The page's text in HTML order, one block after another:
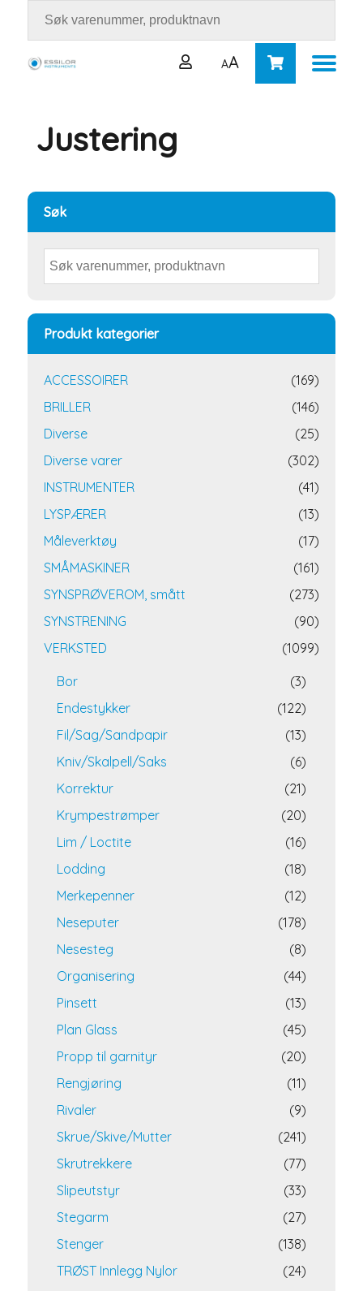
Brukernavn eller e-postadresse
Passord*
Husk meg
Logg inn
AA
Justering
Søk
Produkt kategorier
ACCESSOIRER
(169)
BRILLER
(146)
Diverse
(25)
Diverse varer
(302)
INSTRUMENTER
(41)
LYSPÆRER
(13)
Måleverktøy
(17)
SMÅMASKINER
(161)
SYNSPRØVEROM, smått
(273)
SYNSTRENING
(90)
VERKSTED
(1099)
Bor
(3)
Endestykker
(122)
Fil/Sag/Sandpapir
(13)
Kniv/Skalpell/Saks
(6)
Korrektur
(21)
Krympestrømper
(20)
Lim / Loctite
(16)
Lodding
(18)
Merkepenner
(12)
Neseputer
(178)
Nesesteg
(8)
Organisering
(44)
Pinsett
(13)
Plan Glass
(45)
Propp til garnityr
(20)
Rengjøring
(11)
Rivaler
(9)
Skrue/Skive/Mutter
(241)
Skrutrekkere
(77)
Slipeutstyr
(33)
Stegarm
(27)
Stenger
(138)
TRØST Innlegg Nylor
(24)